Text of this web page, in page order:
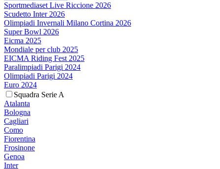
Sportmediaset Live Riccione 2026
Scudetto Inter 2026
Olimpiadi Invernali Milano Cortina 2026
Super Bowl 2026
Eicma 2025
Mondiale per club 2025
EICMA Riding Fest 2025
Paralimpiadi Parigi 2024
Olimpiadi Parigi 2024
Euro 2024
Squadra Serie A
Atalanta
Bologna
Cagliari
Como
Fiorentina
Frosinone
Genoa
Inter